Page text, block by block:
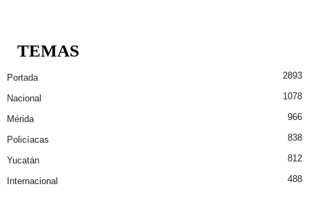
TEMAS
Portada 2893
Nacional 1078
Mérida 966
Policíacas 838
Yucatán 812
Internacional 488